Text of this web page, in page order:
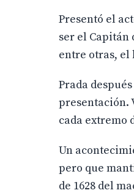
Presentó el
ser el Capitán
entre otras, el
Prada
presentación.
cada extremo
Un
pero que
de 1628 del